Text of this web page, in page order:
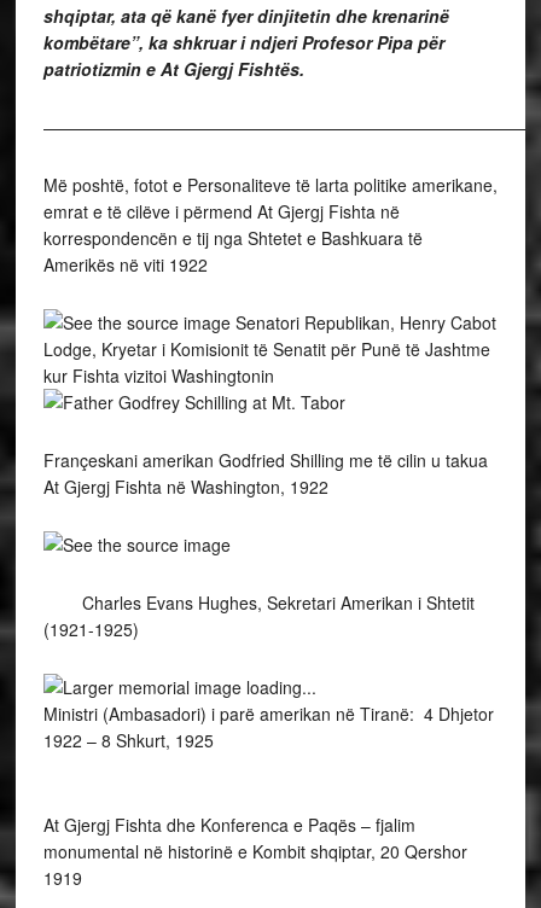
shqiptar, ata që kanë fyer dinjitetin dhe krenarinë
kombëtare”, ka shkruar i ndjeri Profesor Pipa për
patriotizmin e At Gjergj Fishtës.
Më poshtë, fotot e Personaliteve të larta politike amerikane,
emrat e të cilëve i përmend At Gjergj Fishta në
korrespondencën e tij nga Shtetet e Bashkuara të
Amerikës në viti 1922
Senatori Republikan, Henry Cabot
Lodge, Kryetar i Komisionit të Senatit për Punë të Jashtme
kur Fishta vizitoi Washingtonin
Françeskani amerikan Godfried Shilling me të cilin u takua
At Gjergj Fishta në Washington, 1922
Charles Evans Hughes, Sekretari Amerikan i Shtetit
(1921-1925)
Ministri (Ambasadori) i parë amerikan në Tiranë: 4 Dhjetor
1922 – 8 Shkurt, 1925
At Gjergj Fishta dhe Konferenca e Paqës – fjalim
monumental në historinë e Kombit shqiptar, 20 Qershor
1919